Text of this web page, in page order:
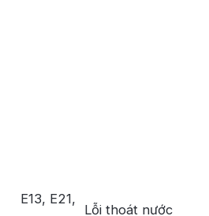
E13, E21,
Lỗi thoát nước